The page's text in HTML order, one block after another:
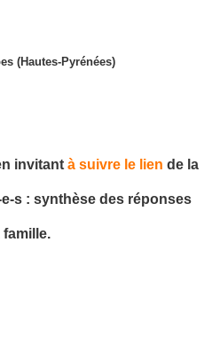
(Hautes-Pyrénées)
invitant à suivre le lien de la
s : synthèse des réponses